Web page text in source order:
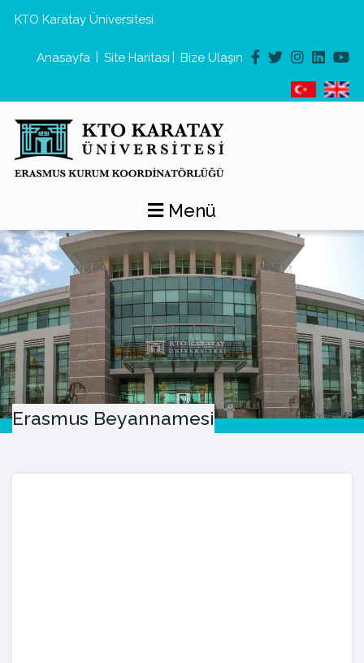
KTO Karatay Üniversitesi
Anasayfa | Site Haritası | Bize Ulaşın
Menü
Erasmus Beyannamesi